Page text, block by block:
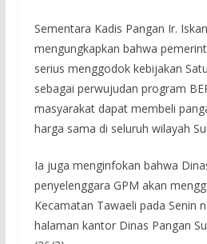
Sementara Kadis Pangan Ir.
mengungkapkan bahwa
serius menggodok kebijakan
sebagai perwujudan program
masyarakat dapat membeli
harga sama di seluruh wilayah
Ia juga menginfokan bahwa
penyelenggara GPM akan
Kecamatan Tawaeli pada Senin
halaman kantor Dinas Pangan